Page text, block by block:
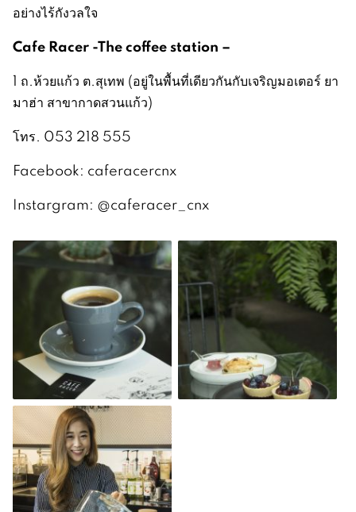
อย่างไร้กังวลใจ
Cafe Racer -The coffee station –
1 ถ.ห้วยแก้ว ต.สุเทพ (อยู่ในพื้นที่เดียวกันกับเจริญมอเตอร์ ยา
มาฮ่า สาขากาดสวนแก้ว)
โทร. 053 218 555
Facebook: caferacercnx
Instargram: @caferacer_cnx